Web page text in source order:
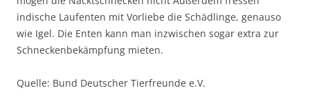
indische Laufenten mit Vorliebe die Schädlinge, genauso
wie Igel. Die Enten kann man inzwischen sogar extra zur
Schneckenbekämpfung mieten.
Quelle: Bund Deutscher Tierfreunde e.V.